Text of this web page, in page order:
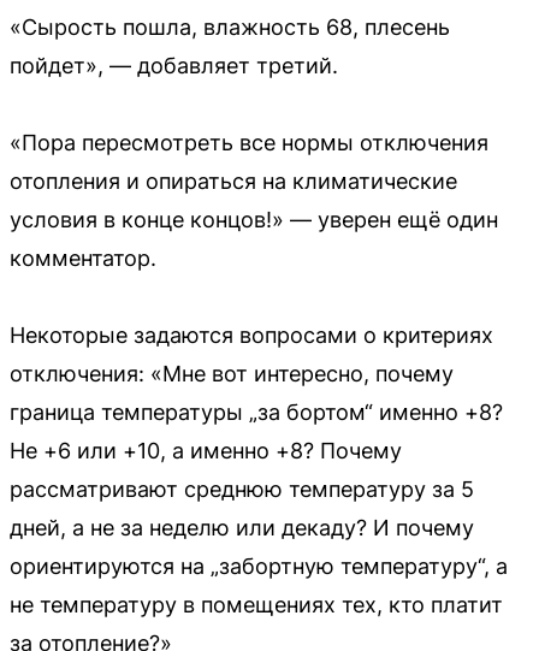
«Сырость пошла, влажность 68, плесень
пойдет», — добавляет третий.
«Пора пересмотреть все нормы отключения
отопления и опираться на климатические
условия в конце концов!» — уверен ещё один
комментатор.
Некоторые задаются вопросами о критериях
отключения: «Мне вот интересно, почему
граница температуры „за бортом“ именно +8?
Не +6 или +10, а именно +8? Почему
рассматривают среднюю температуру за 5
дней, а не за неделю или декаду? И почему
ориентируются на „забортную температуру“, а
не температуру в помещениях тех, кто платит
за отопление?»